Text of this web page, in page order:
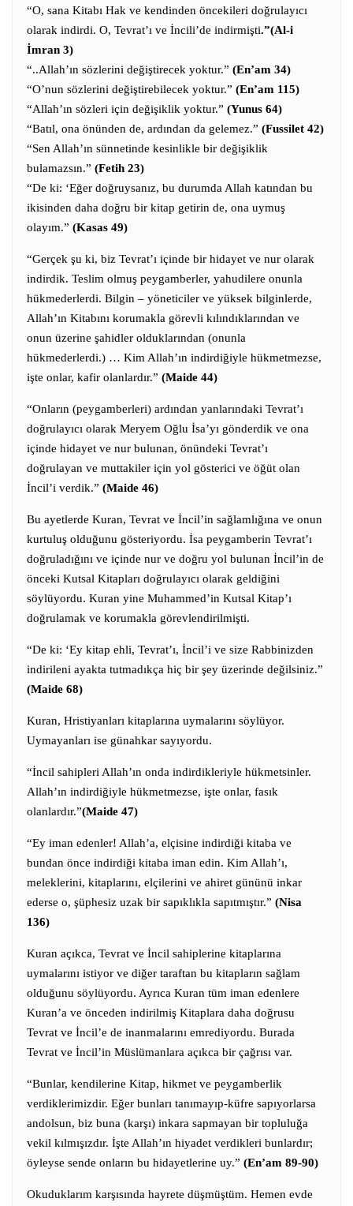
“O, sana Kitabı Hak ve kendinden öncekileri doğrulayıcı
olarak indirdi. O, Tevrat’ı ve İncili’de indirmişti.”(Al-i
İmran 3)
“..Allah’ın sözlerini değiştirecek yoktur.” (En’am 34)
“O’nun sözlerini değiştirebilecek yoktur.” (En’am 115)
“Allah’ın sözleri için değişiklik yoktur.” (Yunus 64)
“Batıl, ona önünden de, ardından da gelemez.” (Fussilet 42)
“Sen Allah’ın sünnetinde kesinlikle bir değişiklik
bulamazsın.” (Fetih 23)
“De ki: ‘Eğer doğruysanız, bu durumda Allah katından bu
ikisinden daha doğru bir kitap getirin de, ona uymuş
olayım.” (Kasas 49)
“Gerçek şu ki, biz Tevrat’ı içinde bir hidayet ve nur olarak
indirdik. Teslim olmuş peygamberler, yahudilere onunla
hükmederlerdi. Bilgin – yöneticiler ve yüksek bilginlerde,
Allah’ın Kitabını korumakla görevli kılındıklarından ve
onun üzerine şahidler olduklarından (onunla
hükmederlerdi.) … Kim Allah’ın indirdiğiyle hükmetmezse,
işte onlar, kafir olanlardır.” (Maide 44)
“Onların (peygamberleri) ardından yanlarındaki Tevrat’ı
doğrulayıcı olarak Meryem Oğlu İsa’yı gönderdik ve ona
içinde hidayet ve nur bulunan, önündeki Tevrat’ı
doğrulayan ve muttakiler için yol gösterici ve öğüt olan
İncil’i verdik.” (Maide 46)
Bu ayetlerde Kuran, Tevrat ve İncil’in sağlamlığına ve onun
kurtuluş olduğunu gösteriyordu. İsa peygamberin Tevrat’ı
doğruladığını ve içinde nur ve doğru yol bulunan İncil’in de
önceki Kutsal Kitapları doğrulayıcı olarak geldiğini
söylüyordu. Kuran yine Muhammed’in Kutsal Kitap’ı
doğrulamak ve korumakla görevlendirilmişti.
“De ki: ‘Ey kitap ehli, Tevrat’ı, İncil’i ve size Rabbinizden
indirileni ayakta tutmadıkça hiç bir şey üzerinde değilsiniz.”
(Maide 68)
Kuran, Hristiyanları kitaplarına uymalarını söylüyor.
Uymayanları ise günahkar sayıyordu.
“İncil sahipleri Allah’ın onda indirdikleriyle hükmetsinler.
Allah’ın indirdiğiyle hükmetmezse, işte onlar, fasık
olanlardır.”(Maide 47)
“Ey iman edenler! Allah’a, elçisine indirdiği kitaba ve
bundan önce indirdiği kitaba iman edin. Kim Allah’ı,
meleklerini, kitaplarını, elçilerini ve ahiret gününü inkar
ederse o, şüphesiz uzak bir sapıklıkla sapıtmıştır.” (Nisa
136)
Kuran açıkca, Tevrat ve İncil sahiplerine kitaplarına
uymalarını istiyor ve diğer taraftan bu kitapların sağlam
olduğunu söylüyordu. Ayrıca Kuran tüm iman edenlere
Kuran’a ve önceden indirilmiş Kitaplara daha doğrusu
Tevrat ve İncil’e de inanmalarını emrediyordu. Burada
Tevrat ve İncil’in Müslümanlara açıkca bir çağrısı var.
“Bunlar, kendilerine Kitap, hikmet ve peygamberlik
verdiklerimizdir. Eğer bunları tanımayıp-küfre sapıyorlarsa
andolsun, biz buna (karşı) inkara sapmayan bir topluluğa
vekil kılmışızdır. İşte Allah’ın hiyadet verdikleri bunlardır;
öyleyse sende onların bu hidayetlerine uy.” (En’am 89-90)
Okuduklarım karşısında hayrete düşmüştüm. Hemen evde